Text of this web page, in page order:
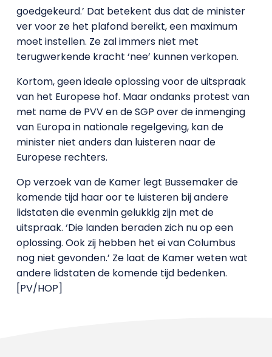
goedgekeurd.’ Dat betekent dus dat de minister
ver voor ze het plafond bereikt, een maximum
moet instellen. Ze zal immers niet met
terugwerkende kracht ‘nee’ kunnen verkopen.
Kortom, geen ideale oplossing voor de uitspraak
van het Europese hof. Maar ondanks protest van
met name de PVV en de SGP over de inmenging
van Europa in nationale regelgeving, kan de
minister niet anders dan luisteren naar de
Europese rechters.
Op verzoek van de Kamer legt Bussemaker de
komende tijd haar oor te luisteren bij andere
lidstaten die evenmin gelukkig zijn met de
uitspraak. ‘Die landen beraden zich nu op een
oplossing. Ook zij hebben het ei van Columbus
nog niet gevonden.’ Ze laat de Kamer weten wat
andere lidstaten de komende tijd bedenken.
[PV/HOP]